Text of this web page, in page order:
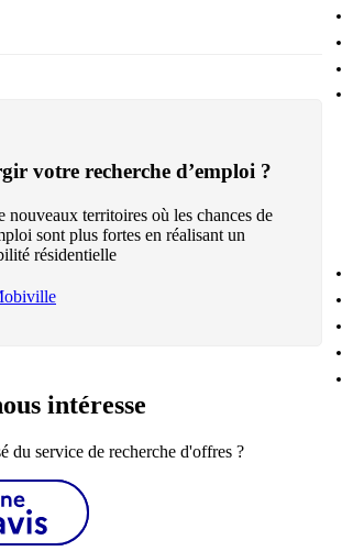
votre recherche d’emploi ?
nouveaux territoires où les chances de
sont plus fortes en réalisant un
résidentielle
intéresse
du service de recherche d'offres ?